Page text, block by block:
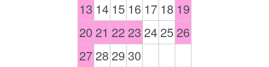
13 14 15 16 17 18 19
20 21 22 23 24 25 26
27 28 2930